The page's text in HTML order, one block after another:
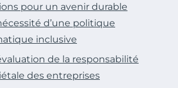
pour un avenir durable
d’une politique
inclusive
de la responsabilité
des entreprises